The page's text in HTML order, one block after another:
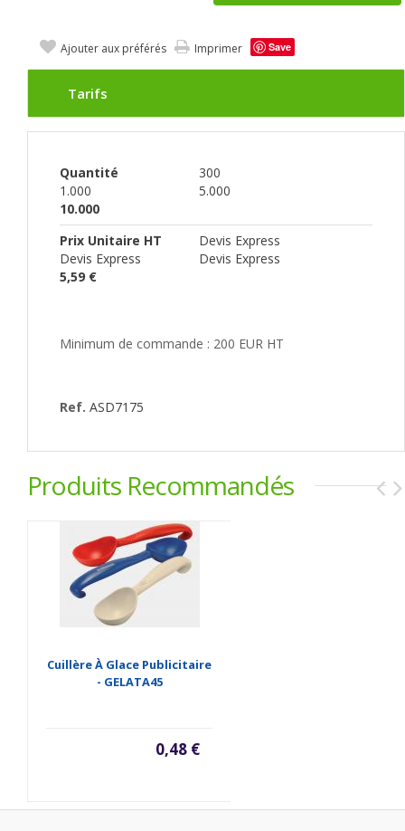
Ajouter aux préférés Imprimer Save
Tarifs
Quantité
300
1.000
5.000
10.000
Prix Unitaire HT
Devis Express
Devis Express
Devis Express
5,59 €
Minimum de commande : 200 EUR HT
Ref. ASD7175
Produits Recommandés
Cuillère À Glace Publicitaire
- GELATA45
0,48 €